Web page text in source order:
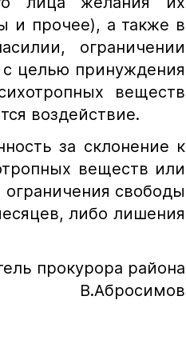
и прочее), а также в
ограничении
целью принуждения
веществ
воздействие.
за склонение к
веществ или
ограничения свободы
либо лишения
района
В.Абросимов